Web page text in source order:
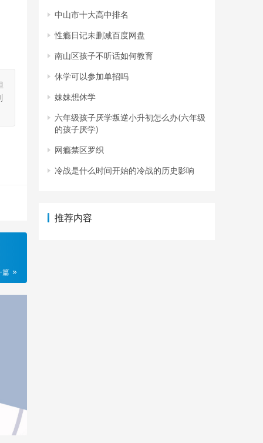
篇
中山市十大高中排名
性瘾日记未删减百度网盘
南山区孩子不听话如何教育
休学可以参加单招吗
妹妹想休学
六年级孩子厌学叛逆小升初怎么办(六年级
的孩子厌学)
网瘾禁区罗织
冷战是什么时间开始的冷战的历史影响
推荐内容